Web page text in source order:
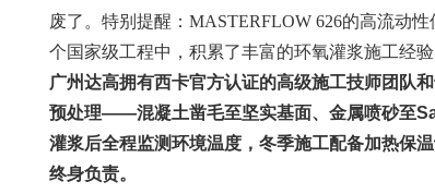
废了。特别提醒：MASTERFLOW 626的高流动
个国家级工程中，积累了丰富的环氧灌浆施工经验
广州达高拥有西卡官方认证的高级施工技师团队
预处理——混凝土凿毛至坚实基面、金属喷砂至
灌浆后全程监测环境温度，冬季施工配备加热保
终身负责。